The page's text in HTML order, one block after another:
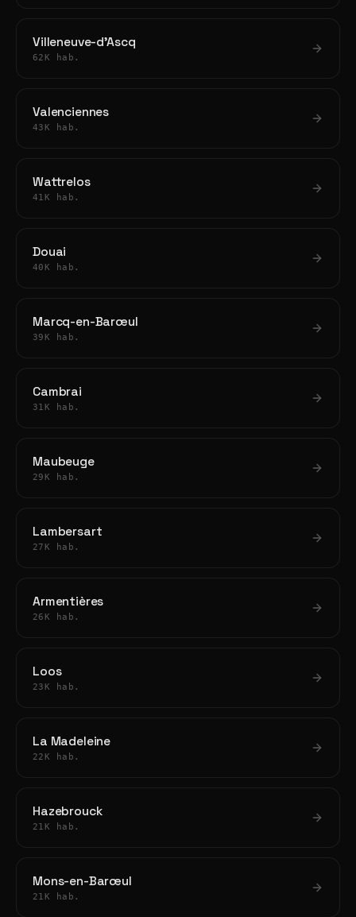
Villeneuve-d'Ascq
62K hab.
Valenciennes
43K hab.
Wattrelos
41K hab.
Douai
40K hab.
Marcq-en-Barœul
39K hab.
Cambrai
31K hab.
Maubeuge
29K hab.
Lambersart
27K hab.
Armentières
26K hab.
Loos
23K hab.
La Madeleine
22K hab.
Hazebrouck
21K hab.
Mons-en-Barœul
21K hab.